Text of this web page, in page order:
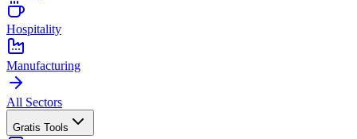
Hospitality
Manufacturing
All Sectors
Gratis Tools